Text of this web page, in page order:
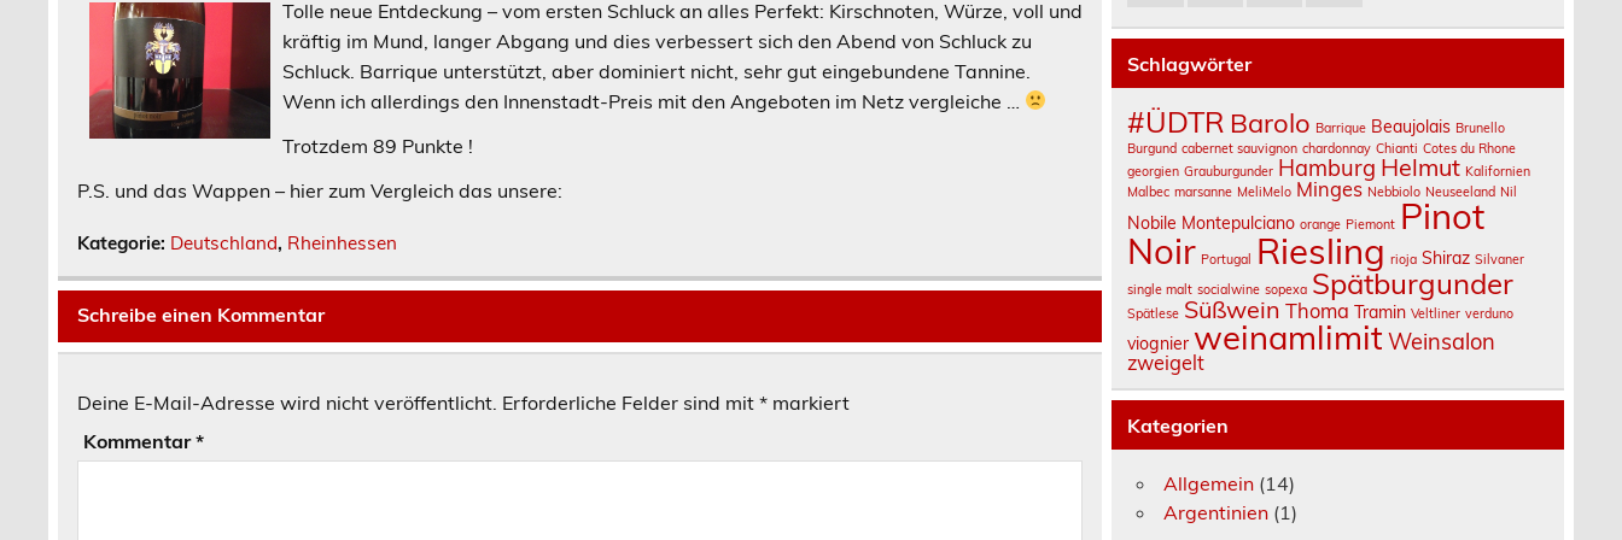
Tolle neue Entdeckung – vom ersten Schluck an alles Perfekt: Kirschnoten, Würze, voll und
kräftig im Mund, langer Abgang und dies verbessert sich den Abend von Schluck zu
Schluck. Barrique unterstützt, aber dominiert nicht, sehr gut eingebundene Tannine.
Wenn ich allerdings den Innenstadt-Preis mit den Angeboten im Netz vergleiche …
Trotzdem 89 Punkte !
P.S. und das Wappen – hier zum Vergleich das unsere:
Kategorie: Deutschland, Rheinhessen
Schreibe einen Kommentar
Deine E-Mail-Adresse wird nicht veröffentlicht. Erforderliche Felder sind mit* markiert
Kommentar*
Schlagwörter
#ÜDTR Barolo Barrique Beaujolais Brunello
Burgund cabernet sauvignon chardonnay Chianti Cotes du Rhone
georgien Grauburgunder Hamburg Helmut Kalifornien
Malbec marsanne MeliMelo Minges Nebbiolo Neuseeland Nil
Nobile Montepulciano orange Piemont Pinot
Noir Portugal Riesling rioja Shiraz Silvaner
single malt socialwine sopexa Spätburgunder
Spätlese Süßwein Thoma Tramin Veltliner verduno
viognier weinamlimit Weinsalon
zweigelt
Kategorien
Allgemein (14)
Argentinien (1)